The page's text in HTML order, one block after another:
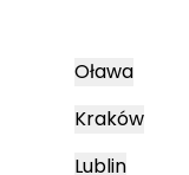
Oława
Kraków
Lublin